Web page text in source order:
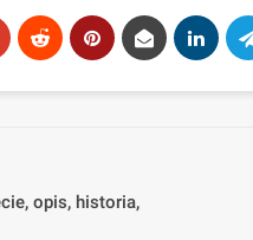
opis, historia,